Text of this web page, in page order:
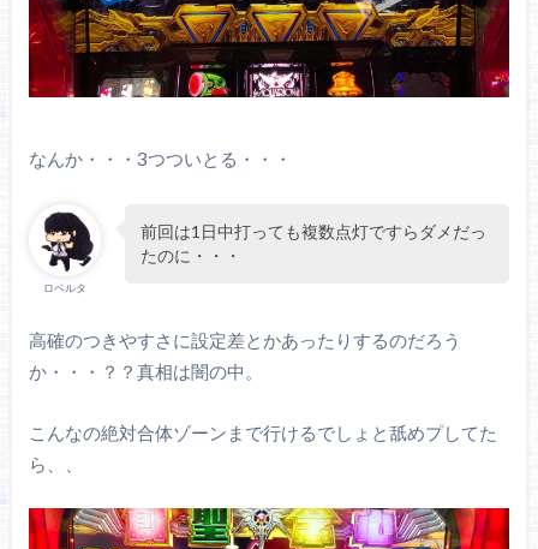
なんか・・・3つついとる・・・
ロベルタ
前回は1日中打っても複数点灯ですらダメだっ
たのに・・・
高確のつきやすさに設定差とかあったりするのだろう
か・・・？？真相は闇の中。
こんなの絶対合体ゾーンまで行けるでしょと舐めプしてた
ら、、